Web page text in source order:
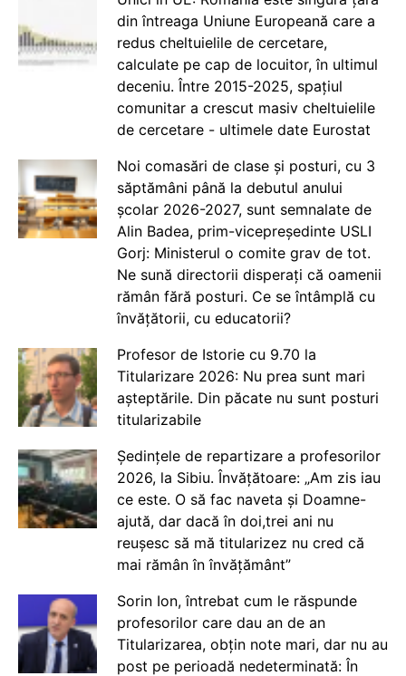
din întreaga Uniune Europeană care a
redus cheltuielile de cercetare,
calculate pe cap de locuitor, în ultimul
deceniu. Între 2015-2025, spațiul
comunitar a crescut masiv cheltuielile
de cercetare - ultimele date Eurostat
Noi comasări de clase și posturi, cu 3
săptămâni până la debutul anului
școlar 2026-2027, sunt semnalate de
Alin Badea, prim-vicepreședinte USLI
Gorj: Ministerul o comite grav de tot.
Ne sună directorii disperați că oamenii
rămân fără posturi. Ce se întâmplă cu
învățătorii, cu educatorii?
Profesor de Istorie cu 9.70 la
Titularizare 2026: Nu prea sunt mari
așteptările. Din păcate nu sunt posturi
titularizabile
Ședințele de repartizare a profesorilor
2026, la Sibiu. Învățătoare: „Am zis iau
ce este. O să fac naveta și Doamne-
ajută, dar dacă în doi,trei ani nu
reușesc să mă titularizez nu cred că
mai rămân în învățământ”
Sorin Ion, întrebat cum le răspunde
profesorilor care dau an de an
Titularizarea, obțin note mari, dar nu au
post pe perioadă nedeterminată: În